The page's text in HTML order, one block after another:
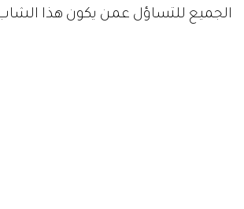
الجميع للتساؤل عمن يكون هذا